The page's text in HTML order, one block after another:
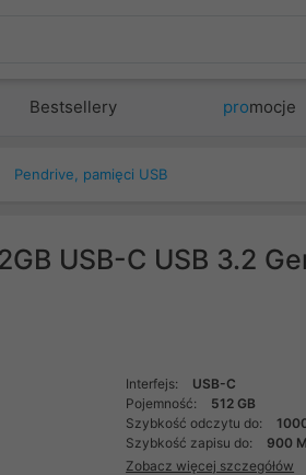
Bestsellery promocje
Pendrive, pamięci USB
USB-C USB 3.2
Interfejs:
USB-C
Pojemność:
512 GB
Szybkość odczytu do:
Szybkość zapisu do:
900
Zobacz więcej szczegółów